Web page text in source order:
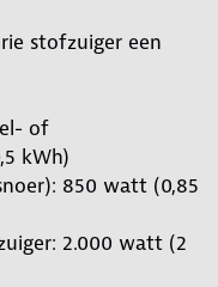
stofzuiger een
of
kWh)
850 watt (0,85
2.000 watt (2